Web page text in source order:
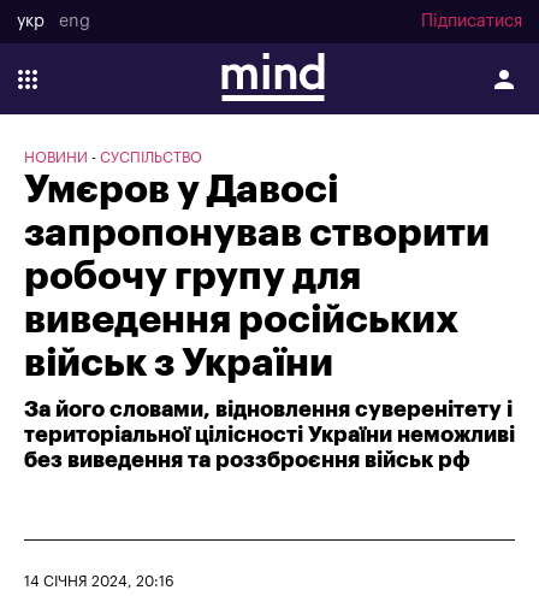
укр eng Підписатися
НОВИНИ СУСПІЛЬСТВО
Умєров у Давосі
запропонував створити
робочу групу для
виведення російських
військ з України
За його словами, відновлення суверенітету і
територіальної цілісності України неможливі
без виведення та роззброєння військ рф
14 СІЧНЯ 2024, 20:16